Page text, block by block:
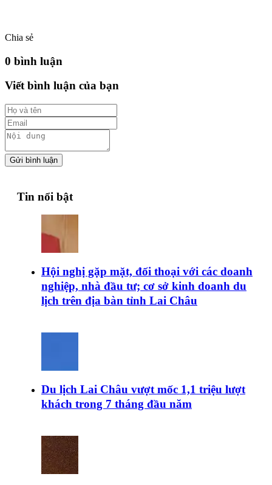
Chia sẻ
0 bình luận
Viết bình luận của bạn
Gửi bình luận
Tin nổi bật
Hội nghị gặp mặt, đối thoại với các doanh
nghiệp, nhà đầu tư; cơ sở kinh doanh du
lịch trên địa bàn tỉnh Lai Châu
Du lịch Lai Châu vượt mốc 1,1 triệu lượt
khách trong 7 tháng đầu năm